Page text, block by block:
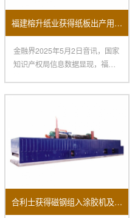
福建榕升纸业获得纸板出产用涂胶机及其烘干设备专利
金融界2025年5月2日音讯，国家
知识产权局信息数据显现，福建
合利士获得磁钢组入涂胶机及其操作方法专利